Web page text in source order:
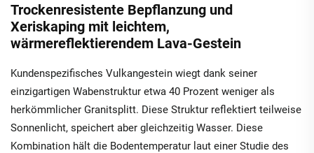
Trockenresistente Bepflanzung und
Xeriskaping mit leichtem,
wärmereflektierendem Lava-Gestein
Kundenspezifisches Vulkangestein wiegt dank seiner
einzigartigen Wabenstruktur etwa 40 Prozent weniger als
herkömmlicher Granitsplitt. Diese Struktur reflektiert teilweise
Sonnenlicht, speichert aber gleichzeitig Wasser. Diese
Kombination hält die Bodentemperatur laut einer Studie des